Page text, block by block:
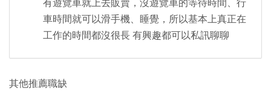
車時間就可以滑手機、睡覺，所以基本上真正在
工作的時間都沒很長 有興趣都可以私訊聊聊
其他推薦職缺